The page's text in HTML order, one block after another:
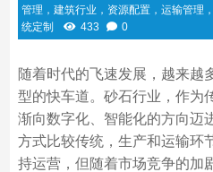
管理，建筑行业，资源配置，运输管理
统定制
433 0
随着时代的飞速发展，越来越
型的快车道。砂石行业，作为
渐向数字化、智能化的方向迈
方式比较传统，生产和运输环
持运营，但随着市场竞争的加